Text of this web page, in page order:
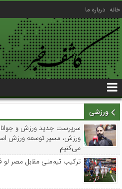
خانه درباره ما
ورزشی
سرپرست جدید ورزش و
ورزش، مسیر توسعه ورزش
می‌کنیم
ترکیب تیم‌ملی مقابل مصر